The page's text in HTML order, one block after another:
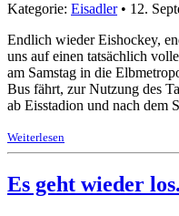
Kategorie: Eisadler• 12.
Endlich wieder Eishockey,
uns auf einen tatsächlich
am Samstag in die
Bus fährt, zur Nutzung des
ab Eisstadion und nach
Weiterlesen
Es geht wieder